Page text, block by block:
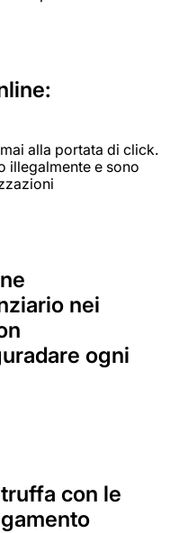
alla portata di click.
illegalmente e sono
nei
ogni
con le